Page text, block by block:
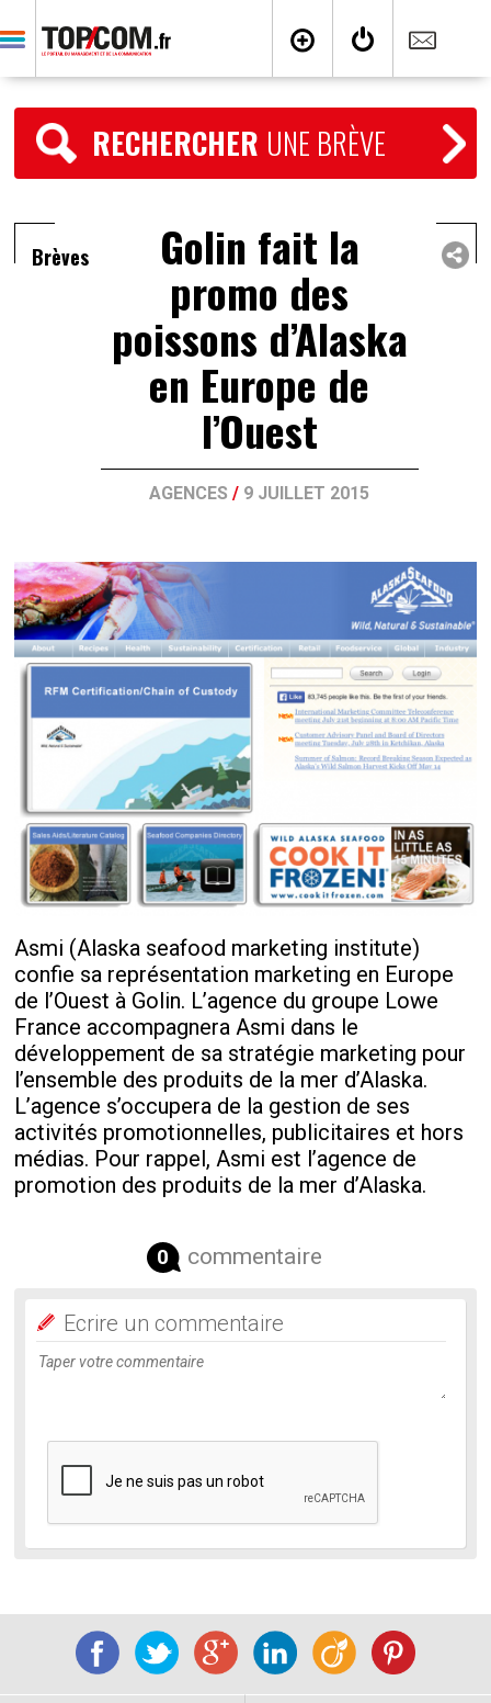
RECHERCHER UNE BRÈVE
Brèves Golin fait la
promo des
poissons d’Alaska
en Europe de
l’Ouest
AGENCES / 9 JUILLET 2015
Asmi (Alaska seafood marketing institute)
confie sa représentation marketing en Europe
de l’Ouest à Golin. L’agence du groupe Lowe
France accompagnera Asmi dans le
développement de sa stratégie marketing pour
l’ensemble des produits de la mer d’Alaska.
L’agence s’occupera de la gestion de ses
activités promotionnelles, publicitaires et hors
médias. Pour rappel, Asmi est l’agence de
promotion des produits de la mer d’Alaska.
0 commentaire
Ecrire un commentaire